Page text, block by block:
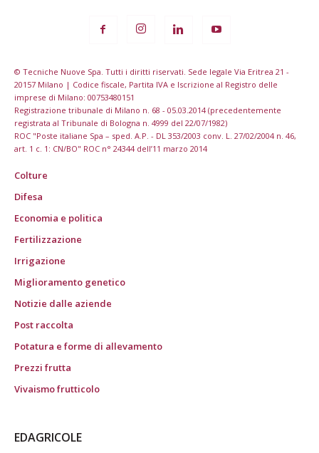
© Tecniche Nuove Spa. Tutti i diritti riservati. Sede legale Via Eritrea 21 -
20157 Milano | Codice fiscale, Partita IVA e Iscrizione al Registro delle
imprese di Milano: 00753480151
Registrazione tribunale di Milano n. 68 - 05.03.2014 (precedentemente
registrata al Tribunale di Bologna n. 4999 del 22/07/1982)
ROC "Poste italiane Spa – sped. A.P. - DL 353/2003 conv. L. 27/02/2004 n. 46,
art. 1 c. 1: CN/BO" ROC n° 24344 dell’11 marzo 2014
Colture
Difesa
Economia e politica
Fertilizzazione
Irrigazione
Miglioramento genetico
Notizie dalle aziende
Post raccolta
Potatura e forme di allevamento
Prezzi frutta
Vivaismo frutticolo
EDAGRICOLE